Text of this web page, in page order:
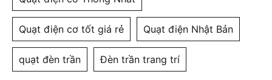
Quạt điện cơ tốt giá rẻ Quạt điện Nhật Bản
quạt đèn trần Đèn trần trang trí